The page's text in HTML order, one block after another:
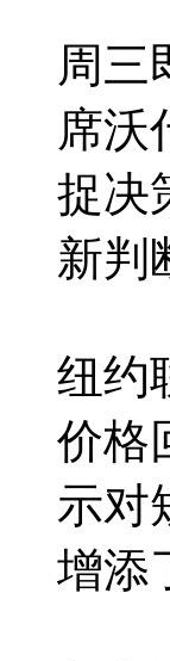
周三
席沃
捉决
新判
纽约
价格
示对
增添